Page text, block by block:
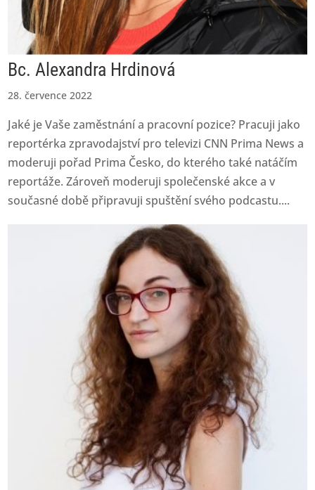
Bc. Alexandra Hrdinová
28. července 2022
Jaké je Vaše zaměstnání a pracovní pozice? Pracuji jako
reportérka zpravodajství pro televizi CNN Prima News a
moderuji pořad Prima Česko, do kterého také natáčím
reportáže. Zároveň moderuji společenské akce a v
současné době připravuji spuštění svého podcastu....